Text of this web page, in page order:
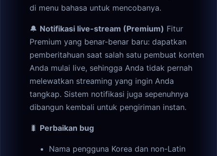
di menu bahasa untuk mencobanya.
🔔 Notifikasi live-stream (Premium) Fitur
Premium yang benar-benar baru: dapatkan
pemberitahuan saat salah satu pembuat konten
Anda mulai live, sehingga Anda tidak pernah
melewatkan streaming yang ingin Anda
tangkap. Sistem notifikasi juga sepenuhnya
dibangun kembali untuk pengiriman instan.
🐛 Perbaikan bug
Nama pengguna Korea dan non-Latin